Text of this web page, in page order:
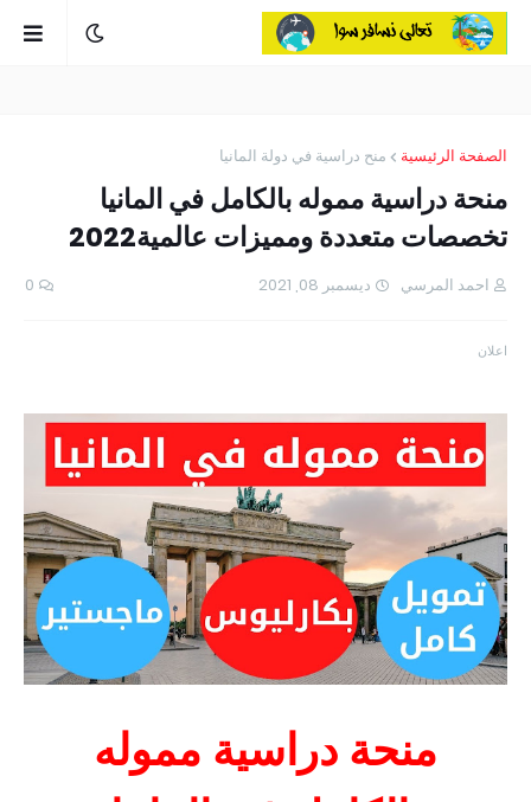
الصفحة الرئيسية منح دراسية في دولة المانيا
منحة دراسية مموله بالكامل في المانيا
تخصصات متعددة ومميزات عالمية2022
احمد المرسي ديسمبر 08, 2021 0
اعلان
منحة دراسية مموله